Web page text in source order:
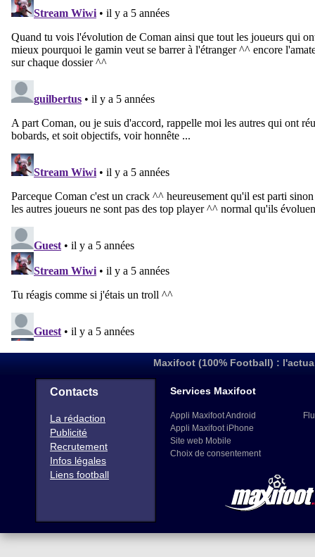
Maxifoot (100% Football) :
Contacts
La rédaction
Publicité
Recrutement
Infos légales
Liens football
Services Maxifoot
Appli Maxifoot Android
Appli Maxifoot iPhone
Site web Mobile
Choix de consentement